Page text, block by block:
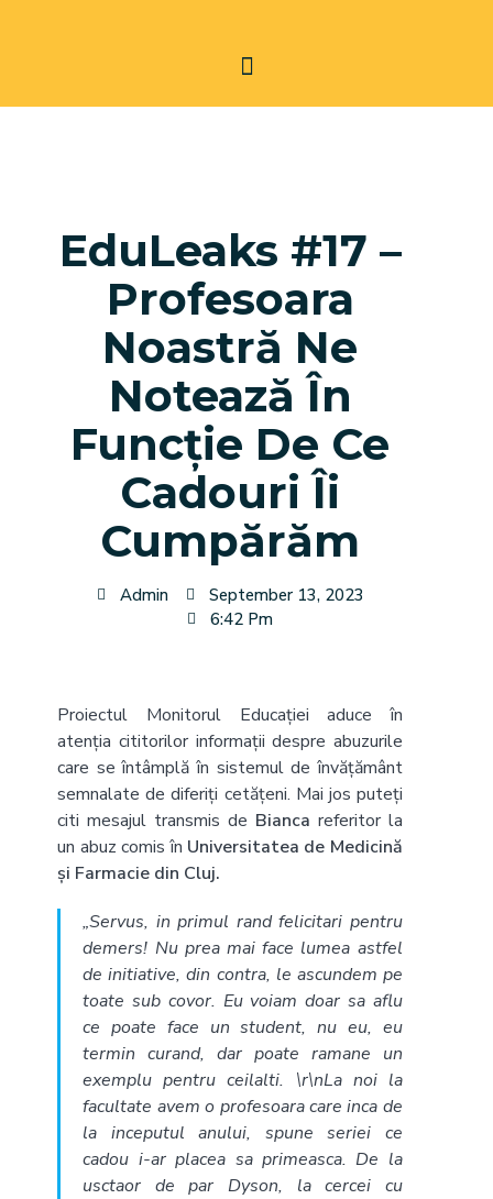
EduLeaks #17 –
Profesoara
Noastră Ne
Notează În
Funcție De Ce
Cadouri Îi
Cumpărăm
Admin
September 13, 2023
6:42 Pm
Proiectul Monitorul Educației aduce în
atenția cititorilor informații despre abuzurile
care se întâmplă în sistemul de învățământ
semnalate de diferiți cetățeni. Mai jos puteți
citi mesajul transmis de Bianca referitor la
un abuz comis în Universitatea de Medicină
și Farmacie din Cluj.
„Servus, in primul rand felicitari pentru
demers! Nu prea mai face lumea astfel
de initiative, din contra, le ascundem pe
toate sub covor. Eu voiam doar sa aflu
ce poate face un student, nu eu, eu
termin curand, dar poate ramane un
exemplu pentru ceilalti. \r\nLa noi la
facultate avem o profesoara care inca de
la inceputul anului, spune seriei ce
cadou i-ar placea sa primeasca. De la
usctaor de par Dyson, la cercei cu